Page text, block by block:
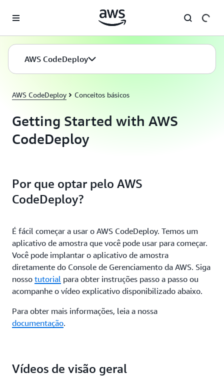
Pular para o conteúdo principal
AWS CodeDeploy
AWS CodeDeploy Conceitos básicos
Getting Started with AWS
CodeDeploy
Por que optar pelo AWS
CodeDeploy?
É fácil começar a usar o AWS CodeDeploy. Temos um
aplicativo de amostra que você pode usar para começar.
Você pode implantar o aplicativo de amostra
diretamente do Console de Gerenciamento da AWS. Siga
nosso tutorial para obter instruções passo a passo ou
acompanhe o vídeo explicativo disponibilizado abaixo.
Para obter mais informações, leia a nossa
documentação.
Vídeos de visão geral